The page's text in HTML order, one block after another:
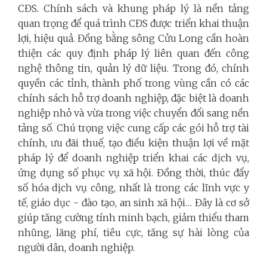
CĐS. Chính sách và khung pháp lý là nền tảng
quan trọng để quá trình CĐS được triển khai thuận
lợi, hiệu quả. Đồng bằng sông Cửu Long cần hoàn
thiện các quy định pháp lý liên quan đến công
nghệ thông tin, quản lý dữ liệu. Trong đó, chính
quyền các tỉnh, thành phố trong vùng cần có các
chính sách hỗ trợ doanh nghiệp, đặc biệt là doanh
nghiệp nhỏ và vừa trong việc chuyển đổi sang nền
tảng số. Chú trọng việc cung cấp các gói hỗ trợ tài
chính, ưu đãi thuế, tạo điều kiện thuận lợi về mặt
pháp lý để doanh nghiệp triển khai các dịch vụ,
ứng dụng số phục vụ xã hội. Đồng thời, thúc đẩy
số hóa dịch vụ công, nhất là trong các lĩnh vực y
tế, giáo dục - đào tạo, an sinh xã hội… Đây là cơ sở
giúp tăng cường tính minh bạch, giảm thiểu tham
nhũng, lãng phí, tiêu cực, tăng sự hài lòng của
người dân, doanh nghiệp.